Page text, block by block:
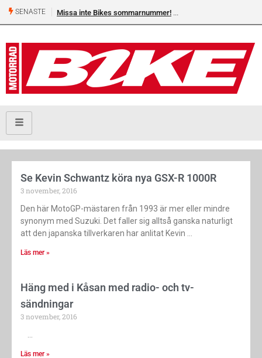
SENASTE Missa inte Bikes sommarnummer!
Se Kevin Schwantz köra nya GSX-R 1000R
3 november, 2016
Den här MotoGP-mästaren från 1993 är mer eller mindre
synonym med Suzuki. Det faller sig alltså ganska naturligt
att den japanska tillverkaren har anlitat Kevin
Läs mer »
Häng med i Kåsan med radio- och tv-
sändningar
3 november, 2016
Läs mer »